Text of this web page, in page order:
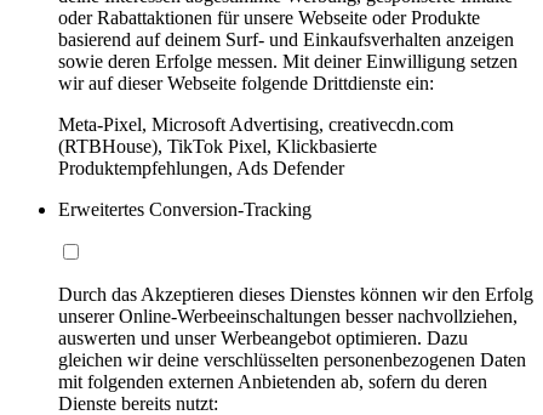
oder Rabattaktionen für unsere Webseite oder Produkte
basierend auf deinem Surf- und Einkaufsverhalten anzeigen
sowie deren Erfolge messen. Mit deiner Einwilligung setzen
wir auf dieser Webseite folgende Drittdienste ein:
Meta-Pixel, Microsoft Advertising, creativecdn.com
(RTBHouse), TikTok Pixel, Klickbasierte
Produktempfehlungen, Ads Defender
Erweitertes Conversion-Tracking
Durch das Akzeptieren dieses Dienstes können wir den Erfolg
unserer Online-Werbeeinschaltungen besser nachvollziehen,
auswerten und unser Werbeangebot optimieren. Dazu
gleichen wir deine verschlüsselten personenbezogenen Daten
mit folgenden externen Anbietenden ab, sofern du deren
Dienste bereits nutzt: